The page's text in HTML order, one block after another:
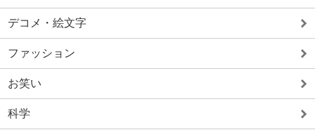
デコメ・絵文字
ファッション
お笑い
科学